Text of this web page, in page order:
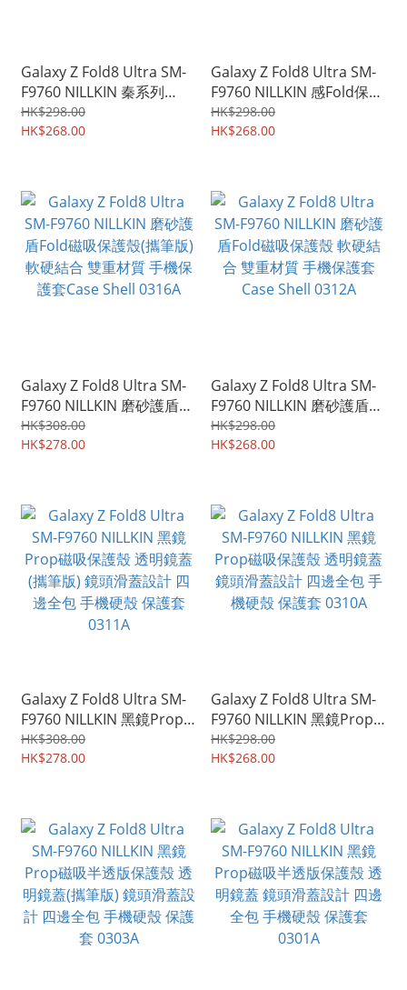
Galaxy Z Fold8 Ultra SM-
F9760 NILLKIN 秦系列
Prop保護套 翻蓋保護殼 翻
頁皮套Flip Cover Case
HK$298.00
HK$268.00
Galaxy Z Fold8 Ultra SM-
F9760 NILLKIN 感Fold保護
殼(攜筆版) 矽膠絲感 保護
軟套 手機軟殼Case 0317A
HK$298.00
HK$268.00
Galaxy Z Fold8 Ultra SM-
F9760 NILLKIN 磨砂護盾
Fold磁吸保護殼(攜筆版) 軟
硬結合 雙重材質 手機保護
HK$308.00
HK$278.00
Galaxy Z Fold8 Ultra SM-
F9760 NILLKIN 磨砂護盾
Fold磁吸保護殼 軟硬結合
雙重材質 手機保護套Case
HK$298.00
HK$268.00
Galaxy Z Fold8 Ultra SM-
F9760 NILLKIN 黑鏡Prop
磁吸保護殼 透明鏡蓋(攜筆
版) 鏡頭滑蓋設計 四邊全包
HK$308.00
HK$278.00
Galaxy Z Fold8 Ultra SM-
F9760 NILLKIN 黑鏡Prop
磁吸保護殼 透明鏡蓋 鏡頭
滑蓋設計 四邊全包 手機硬
HK$298.00
HK$268.00